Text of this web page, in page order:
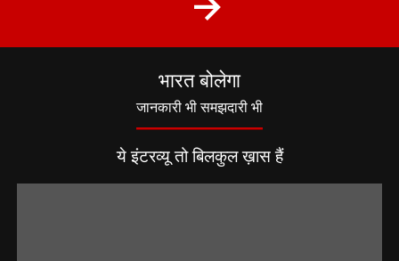
भारत बोलेगा
जानकारी भी समझदारी भी
ये इंटरव्यू तो बिलकुल ख़ास हैं